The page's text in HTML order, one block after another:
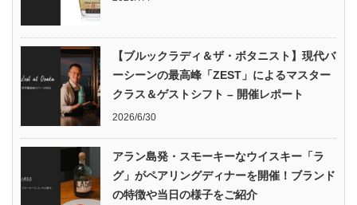
【ブルックラディ＆ザ・ボタニスト】現代バ
ーシーンの最高峰「ZEST」によるマスター
クラス＆ゲストシフト – 開催レポート
2026/6/30
アラン島発・スモーキーなウイスキー「ラ
グ」がペアリングディナーを開催！ブランド
の特徴や当日の様子をご紹介